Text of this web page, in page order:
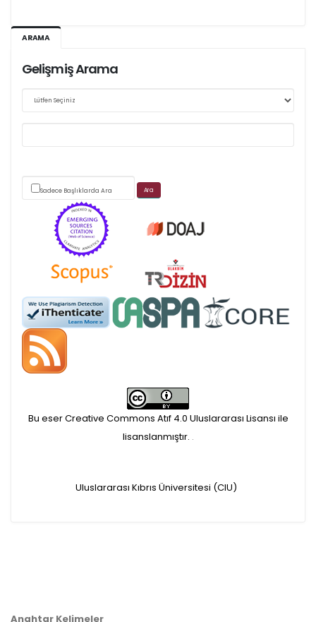
üzerinden yürütülmektedir.
Scimago's grade
APC ödemesi
Öndenetimden geçen
makaleler için, 100 Avro
Makale İşletim Ücreti (APC)
ARAMA
Gelişmiş Arama
Sadece Başlıklarda Ara
Bu eser Creative Commons Atıf 4.0 Uluslararası Lisansı ile
lisanslanmıştır. .
Uluslararası Kıbrıs Üniversitesi (CIU)
Anahtar Kelimeler